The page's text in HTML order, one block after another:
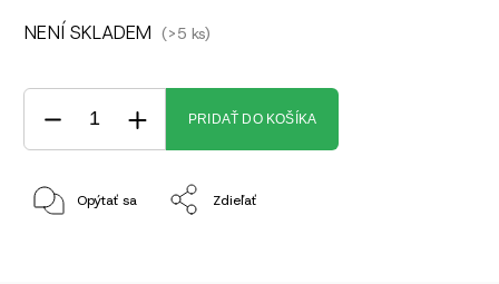
NENÍ SKLADEM (>5 ks)
PRIDAŤ DO KOŠÍKA
Opýtať sa Zdieľať